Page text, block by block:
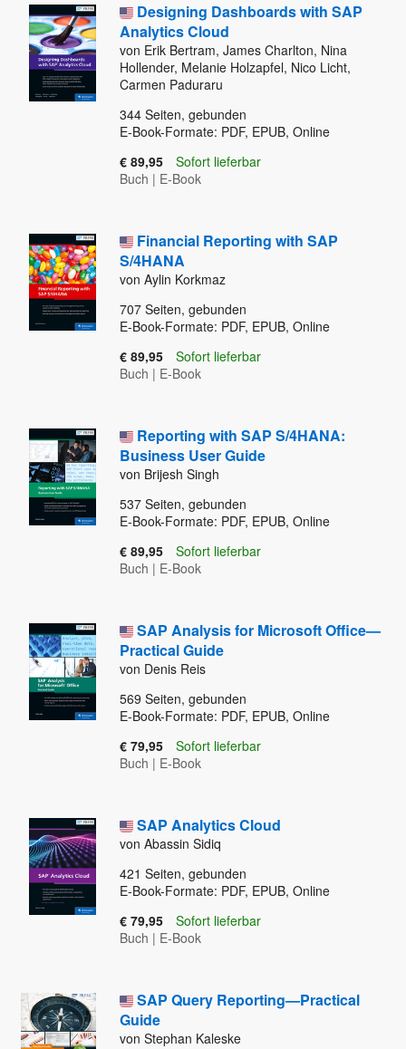
Designing Dashboards with SAP
Analytics Cloud
von Erik Bertram, James Charlton, Nina
Hollender, Melanie Holzapfel, Nico Licht,
Carmen Paduraru
344 Seiten, gebunden
E-Book-Formate: PDF, EPUB, Online
€ 89,95
Sofort lieferbar
Buch | E-Book
Financial Reporting with SAP
S/4HANA
von Aylin Korkmaz
707 Seiten, gebunden
E-Book-Formate: PDF, EPUB, Online
€ 89,95
Sofort lieferbar
Buch | E-Book
Reporting with SAP S/4HANA:
Business User Guide
von Brijesh Singh
537 Seiten, gebunden
E-Book-Formate: PDF, EPUB, Online
€ 89,95
Sofort lieferbar
Buch | E-Book
SAP Analysis for Microsoft Office—
Practical Guide
von Denis Reis
569 Seiten, gebunden
E-Book-Formate: PDF, EPUB, Online
€ 79,95
Sofort lieferbar
Buch | E-Book
SAP Analytics Cloud
von Abassin Sidiq
421 Seiten, gebunden
E-Book-Formate: PDF, EPUB, Online
€ 79,95
Sofort lieferbar
Buch | E-Book
SAP Query Reporting—Practical
Guide
von Stephan Kaleske